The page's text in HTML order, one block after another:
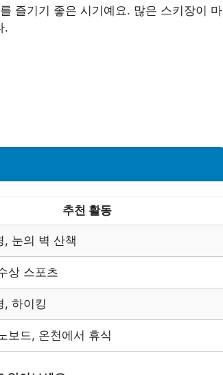
즐기기 좋은 시기예요. 많은 스키장이 마
.
추천 활동
, 눈의 벽 산책
상 스포츠
, 하이킹
보드, 온천에서 휴식